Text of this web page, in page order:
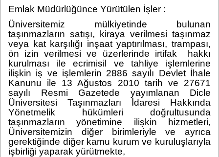
Emlak Müdürlüğünce Yürütülen İşler :
Üniversitemiz mülkiyetinde bulunan
taşınmazların satışı, kiraya verilmesi taşınmaz
veya kat karşılığı inşaat yaptırılması, trampası,
ön izin verilmesi ve üzerlerinde irtifak hakkı
kurulması ile ecrimisil ve tahliye işlemlerine
ilişkin iş ve işlemlerin 2886 sayılı Devlet İhale
Kanunu ile 13 Ağustos 2010 tarih ve 27671
sayılı Resmi Gazetede yayımlanan Dicle
Üniversitesi Taşınmazları İdaresi Hakkında
Yönetmelik hükümleri doğrultusunda
taşınmazların yönetimine ilişkin hizmetleri,
Üniversitemizin diğer birimleriyle ve ayrıca
gerektiğinde diğer kamu kurum ve kuruluşlarıyla
işbirliği yaparak yürütmekte,